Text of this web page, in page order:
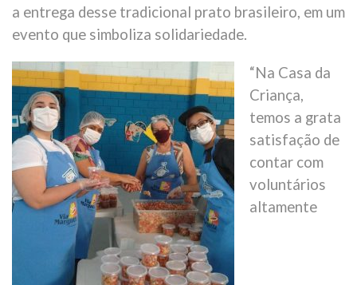
a entrega desse tradicional prato brasileiro, em um
evento que simboliza solidariedade.
“Na Casa da
Criança,
temos a grata
satisfação de
contar com
voluntários
altamente